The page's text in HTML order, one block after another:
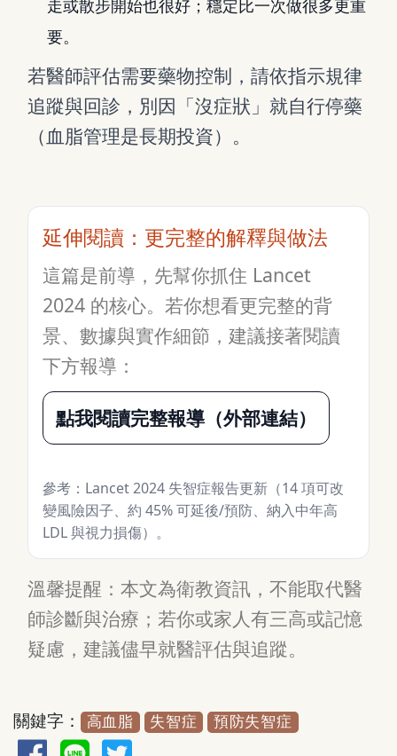
走或散步開始也很好；穩定比一次做很多更重
要。
若醫師評估需要藥物控制，請依指示規律
追蹤與回診，別因「沒症狀」就自行停藥
（血脂管理是長期投資）。
延伸閱讀：更完整的解釋與做法
這篇是前導，先幫你抓住 Lancet
2024 的核心。若你想看更完整的背
景、數據與實作細節，建議接著閱讀
下方報導：
點我閱讀完整報導（外部連結）
參考：Lancet 2024 失智症報告更新（14 項可改
變風險因子、約 45% 可延後/預防、納入中年高
LDL 與視力損傷）。
溫馨提醒：本文為衛教資訊，不能取代醫
師診斷與治療；若你或家人有三高或記憶
疑慮，建議儘早就醫評估與追蹤。
關鍵字： 高血脂 失智症 預防失智症